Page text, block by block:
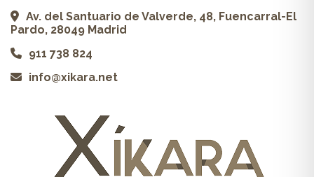
Av. del Santuario de Valverde, 48, Fuencarral-El
Pardo, 28049 Madrid
911 738 824
info@xikara.net